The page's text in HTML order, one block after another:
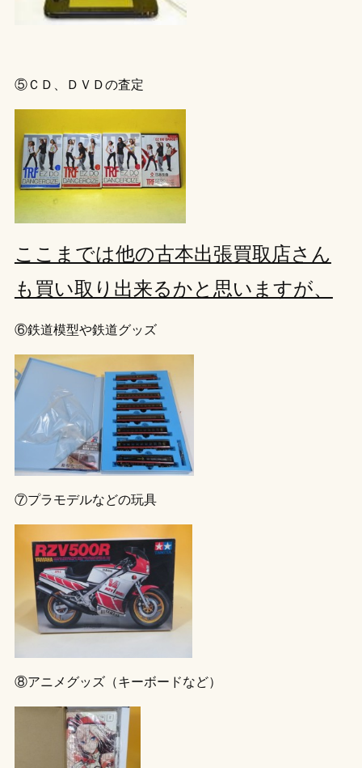
⑤ＣＤ、ＤＶＤの査定
ここまでは他の古本出張買取店さん
も買い取り出来るかと思いますが、
⑥鉄道模型や鉄道グッズ
⑦プラモデルなどの玩具
⑧アニメグッズ（キーボードなど）